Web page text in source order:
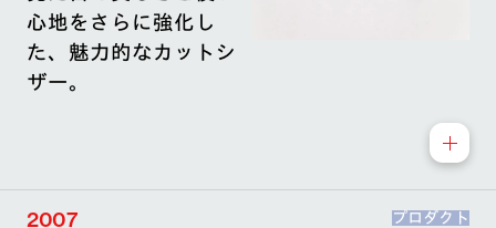
心地をさらに強化し
た、魅力的なカットシ
ザー。
2007 プロダクト